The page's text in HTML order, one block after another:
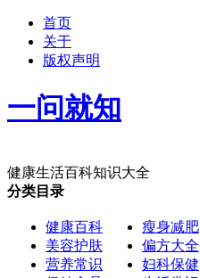
首页
关于
版权声明
一问就知
健康生活百科知识大全
分类目录
健康百科
美容护肤
营养常识
瘦身减肥
偏方大全
妇科保健